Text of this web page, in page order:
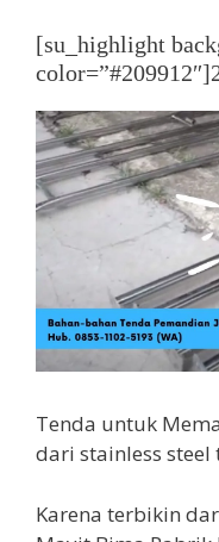
[su_highlight
Tenda untuk
dari stainless
Karena terbikin